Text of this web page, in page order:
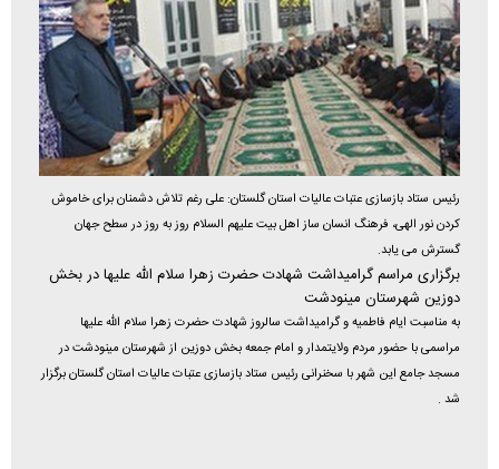
رئیس ستاد بازسازی عتبات عالیات استان گلستان: علی رغم تلاش دشمنان برای خاموش
کردن نور الهی، فرهنگ انسان ساز اهل بیت علیهم السلام روز به روز در سطح جهان
گسترش می یابد.
برگزاری مراسم گرامیداشت شهادت حضرت زهرا سلام الله علیها در بخش
دوزین شهرستان مینودشت
به مناسبت ایام فاطمیه و گرامیداشت سالروز شهادت حضرت زهرا سلام الله علیها
مراسمی با حضور مردم ولایتمدار و امام جمعه بخش دوزین از شهرستان مینودشت در
مسجد جامع این شهر با سخنرانی رئیس ستاد بازسازی عتبات عالیات استان گلستان برگزار
شد .